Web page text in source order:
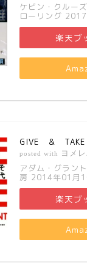
ケビン・クルー
ローリング
楽天ブ
GIVE ＆ TAKE
posted with ヨメ
アダム・グラン
房 2014年01月
楽天ブ